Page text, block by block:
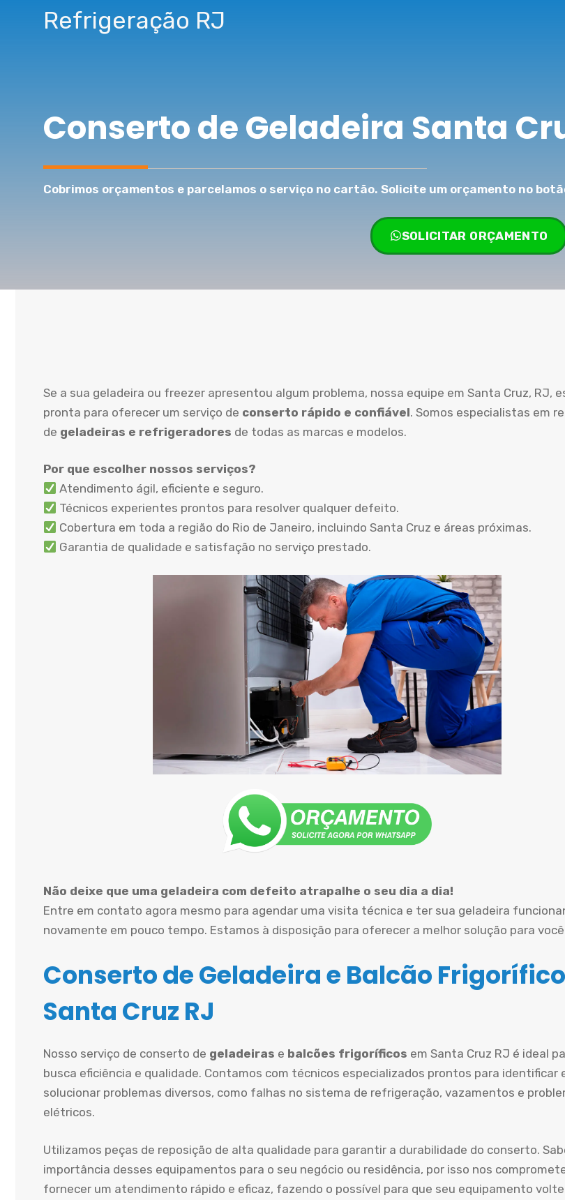
Refrigeração RJ
Conserto de Geladeira Santa
Cobrimos orçamentos e parcelamos o serviço no cartão. Solicite um orçamento no
SOLICITAR ORÇAMENTO
Se a sua geladeira ou freezer apresentou algum problema, nossa equipe em Santa Cruz, RJ,
pronta para oferecer um serviço de conserto rápido e confiável. Somos especialistas em
de geladeiras e refrigeradores de todas as marcas e modelos.
Por que escolher nossos serviços?
Atendimento ágil, eficiente e seguro.
Técnicos experientes prontos para resolver qualquer defeito.
Cobertura em toda a região do Rio de Janeiro, incluindo Santa Cruz e áreas próximas.
Garantia de qualidade e satisfação no serviço prestado.
Não deixe que uma geladeira com defeito atrapalhe o seu dia a dia!
Entre em contato agora mesmo para agendar uma visita técnica e ter sua geladeira
novamente em pouco tempo. Estamos à disposição para oferecer a melhor solução para
Conserto de Geladeira e Balcão
Santa Cruz RJ
Nosso serviço de conserto de geladeiras e balcões frigoríficos em Santa Cruz RJ é ideal
busca eficiência e qualidade. Contamos com técnicos especializados prontos para identificar
solucionar problemas diversos, como falhas no sistema de refrigeração, vazamentos e
elétricos.
Utilizamos peças de reposição de alta qualidade para garantir a durabilidade do conserto.
importância desses equipamentos para o seu negócio ou residência, por isso nos
fornecer um atendimento rápido e eficaz, fazendo o possível para que seu equipamento